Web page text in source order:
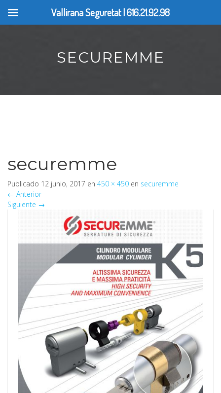
SECUREMME
securemme
Publicado 12 junio, 2017 en 450 × 450 en securemme
← Anterior
Siguiente →
Vallirana Seguretat | 616.21.92.98